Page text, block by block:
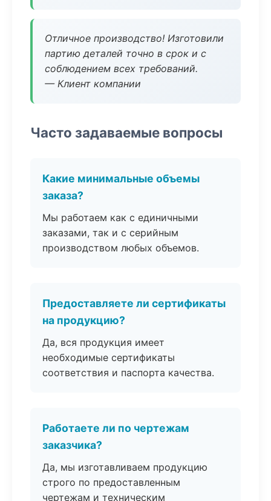
Отличное производство! Изготовили
партию деталей точно в срок и с
соблюдением всех требований.
— Клиент компании
Часто задаваемые вопросы
Какие минимальные объемы
заказа?
Мы работаем как с единичными
заказами, так и с серийным
производством любых объемов.
Предоставляете ли сертификаты
на продукцию?
Да, вся продукция имеет
необходимые сертификаты
соответствия и паспорта качества.
Работаете ли по чертежам
заказчика?
Да, мы изготавливаем продукцию
строго по предоставленным
чертежам и техническим